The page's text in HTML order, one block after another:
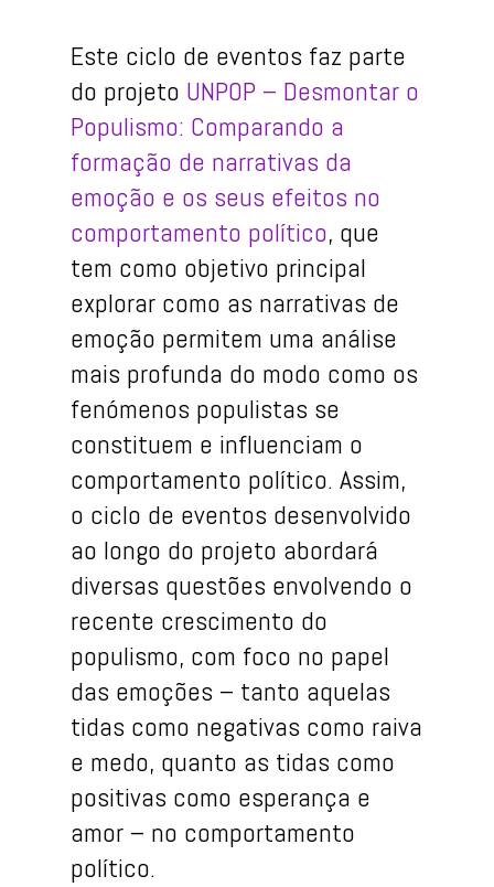
Este ciclo de eventos faz parte
do projeto UNPOP – Desmontar o
Populismo: Comparando a
formação de narrativas da
emoção e os seus efeitos no
comportamento político, que
tem como objetivo principal
explorar como as narrativas de
emoção permitem uma análise
mais profunda do modo como os
fenómenos populistas se
constituem e influenciam o
comportamento político. Assim,
o ciclo de eventos desenvolvido
ao longo do projeto abordará
diversas questões envolvendo o
recente crescimento do
populismo, com foco no papel
das emoções – tanto aquelas
tidas como negativas como raiva
e medo, quanto as tidas como
positivas como esperança e
amor – no comportamento
político.